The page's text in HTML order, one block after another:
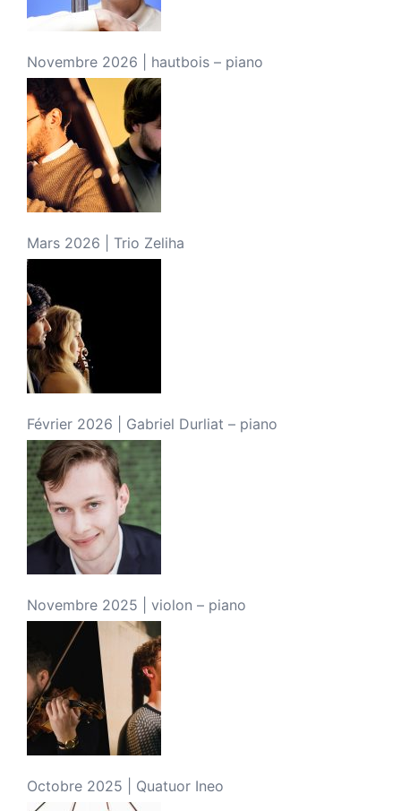
Novembre 2026 | hautbois – piano
Mars 2026 | Trio Zeliha
Février 2026 | Gabriel Durliat – piano
Novembre 2025 | violon – piano
Octobre 2025 | Quatuor Ineo